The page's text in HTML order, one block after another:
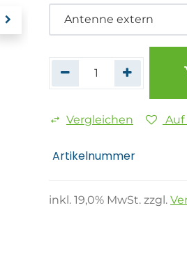
Vergleichen Auf
Artikelnummer
inkl. 19,0% MwSt. zzgl.